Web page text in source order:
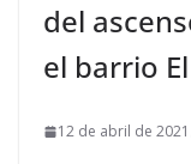
del
el barrio
12 de abril de 2021